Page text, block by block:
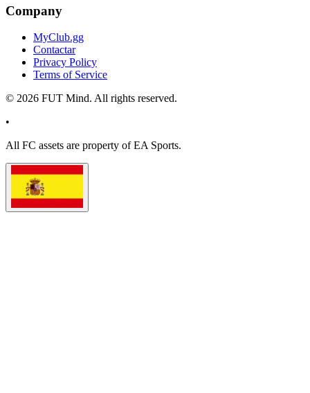
Company
MyClub.gg
Contactar
Privacy Policy
Terms of Service
© 2026 FUT Mind. All rights reserved.
•
All FC assets are property of EA Sports.